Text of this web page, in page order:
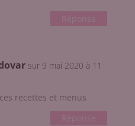
Réponse
sur 9 mai 2020 à 11
recettes et menus
Réponse